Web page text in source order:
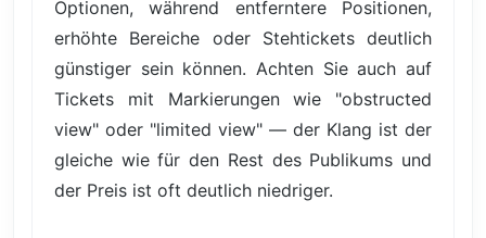
Optionen, während entferntere Positionen,
erhöhte Bereiche oder Stehtickets deutlich
günstiger sein können. Achten Sie auch auf
Tickets mit Markierungen wie "obstructed
view" oder "limited view" — der Klang ist der
gleiche wie für den Rest des Publikums und
der Preis ist oft deutlich niedriger.